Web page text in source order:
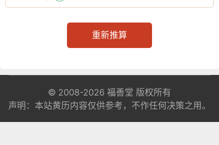
重新推算
© 2008-2026 福善堂 版权所有
声明：本站黄历内容仅供参考，不作任何决策之用。